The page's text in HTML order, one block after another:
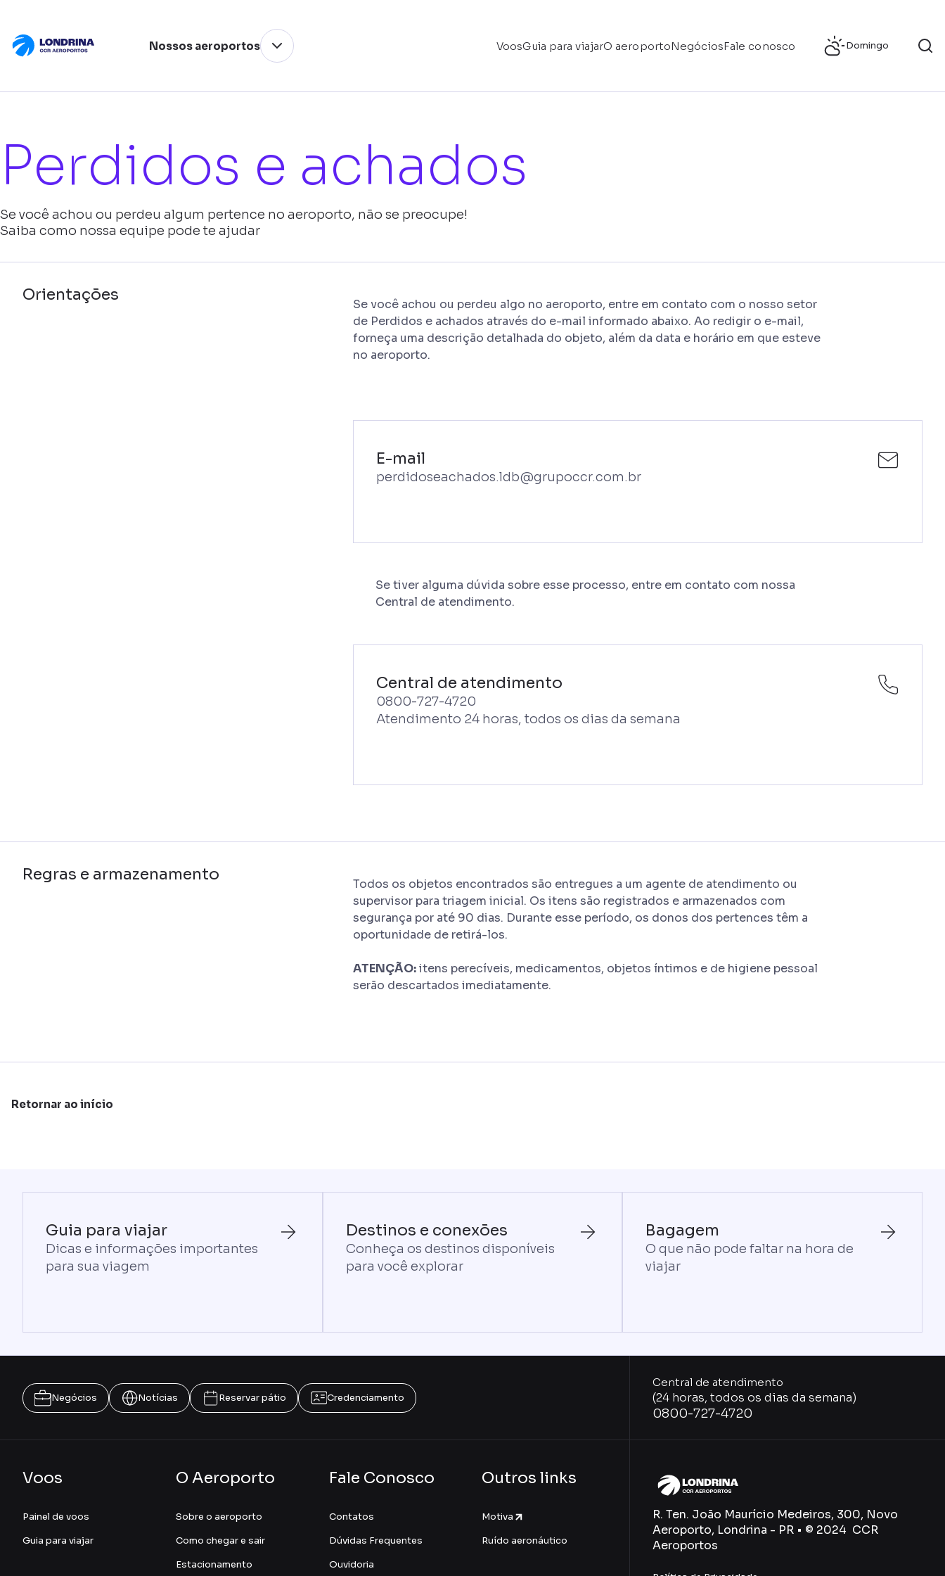
Nossos aeroportos VoosGuia para viajarO aeroportoNegóciosFale conosco Domingo
Perdidos e achados
Se você achou ou perdeu algum pertence no aeroporto, não se preocupe!
Saiba como nossa equipe pode te ajudar
Orientações
Se você achou ou perdeu algo no aeroporto, entre em contato com o nosso setor
de Perdidos e achados através do e-mail informado abaixo. Ao redigir o e-mail,
forneça uma descrição detalhada do objeto, além da data e horário em que esteve
no aeroporto.
E-mail
perdidoseachados.ldb@grupoccr.com.br
Se tiver alguma dúvida sobre esse processo, entre em contato com nossa
Central de atendimento.
Central de atendimento
0800-727-4720
Atendimento 24 horas, todos os dias da semana
Regras e armazenamento
Todos os objetos encontrados são entregues a um agente de atendimento ou
supervisor para triagem inicial. Os itens são registrados e armazenados com
segurança por até 90 dias. Durante esse período, os donos dos pertences têm a
oportunidade de retirá-los.
ATENÇÃO:itens perecíveis, medicamentos, objetos íntimos e de higiene pessoal
serão descartados imediatamente.
Retornar ao início
Guia para viajar
Dicas e informações importantes
para sua viagem
Destinos e conexões
Conheça os destinos disponíveis
para você explorar
Bagagem
O que não pode faltar na hora de
viajar
Negócios Notícias Reservar pátio Credenciamento
Voos
Painel de voos
Guia para viajar
O Aeroporto
Sobre o aeroporto
Como chegar e sair
Estacionamento
Fale Conosco
Contatos
Dúvidas Frequentes
Ouvidoria
Outros links
Motiva
Ruído aeronáutico
Central de atendimento
(24 horas, todos os dias da semana)
0800-727-4720
R. Ten. João Maurício Medeiros, 300, Novo
Aeroporto, Londrina - PR • © 2024 CCR
Aeroportos